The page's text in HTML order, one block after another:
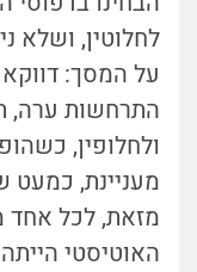
לחלוטין, ושלא
על המסך:
התרחשות ערה,
ולחלופין,
מעניינת, כמעט
מזאת, לכל אחד
האוטיסטי